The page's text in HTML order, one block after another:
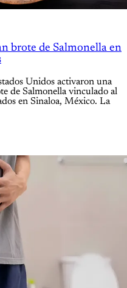
brote de Salmonella en
Unidos activaron una
de Salmonella vinculado al
en Sinaloa, México. La